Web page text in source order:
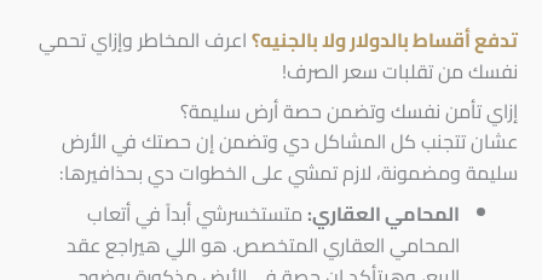
تدفع أقساط بالدولار ولا بالجنيه؟اعرف المخاطر وإزاي تحمي
نفسك من تقلبات سعر الصرف!
إزاي تأمن نفسك وتضمن حصة أرض سليمة؟
عشان تتجنب كل المشاكل دي وتضمن إن حصتك في الأرض
سليمة ومضمونة، لازم تمشي على الخطوات دي بحذافيرها:
المحامي العقاري: متستخسرشي أبداً في أتعاب
المحامي العقاري المتخصص. هو اللي هيراجع عقد